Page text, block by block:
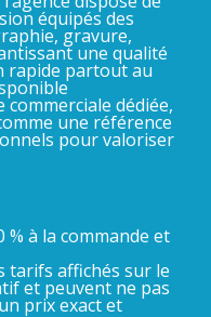
équipés des
gravure,
une qualité
rapide partout au
dédiée,
une référence
pour valoriser
% à la commande et
tarifs affichés sur le
et peuvent ne pas
prix exact et